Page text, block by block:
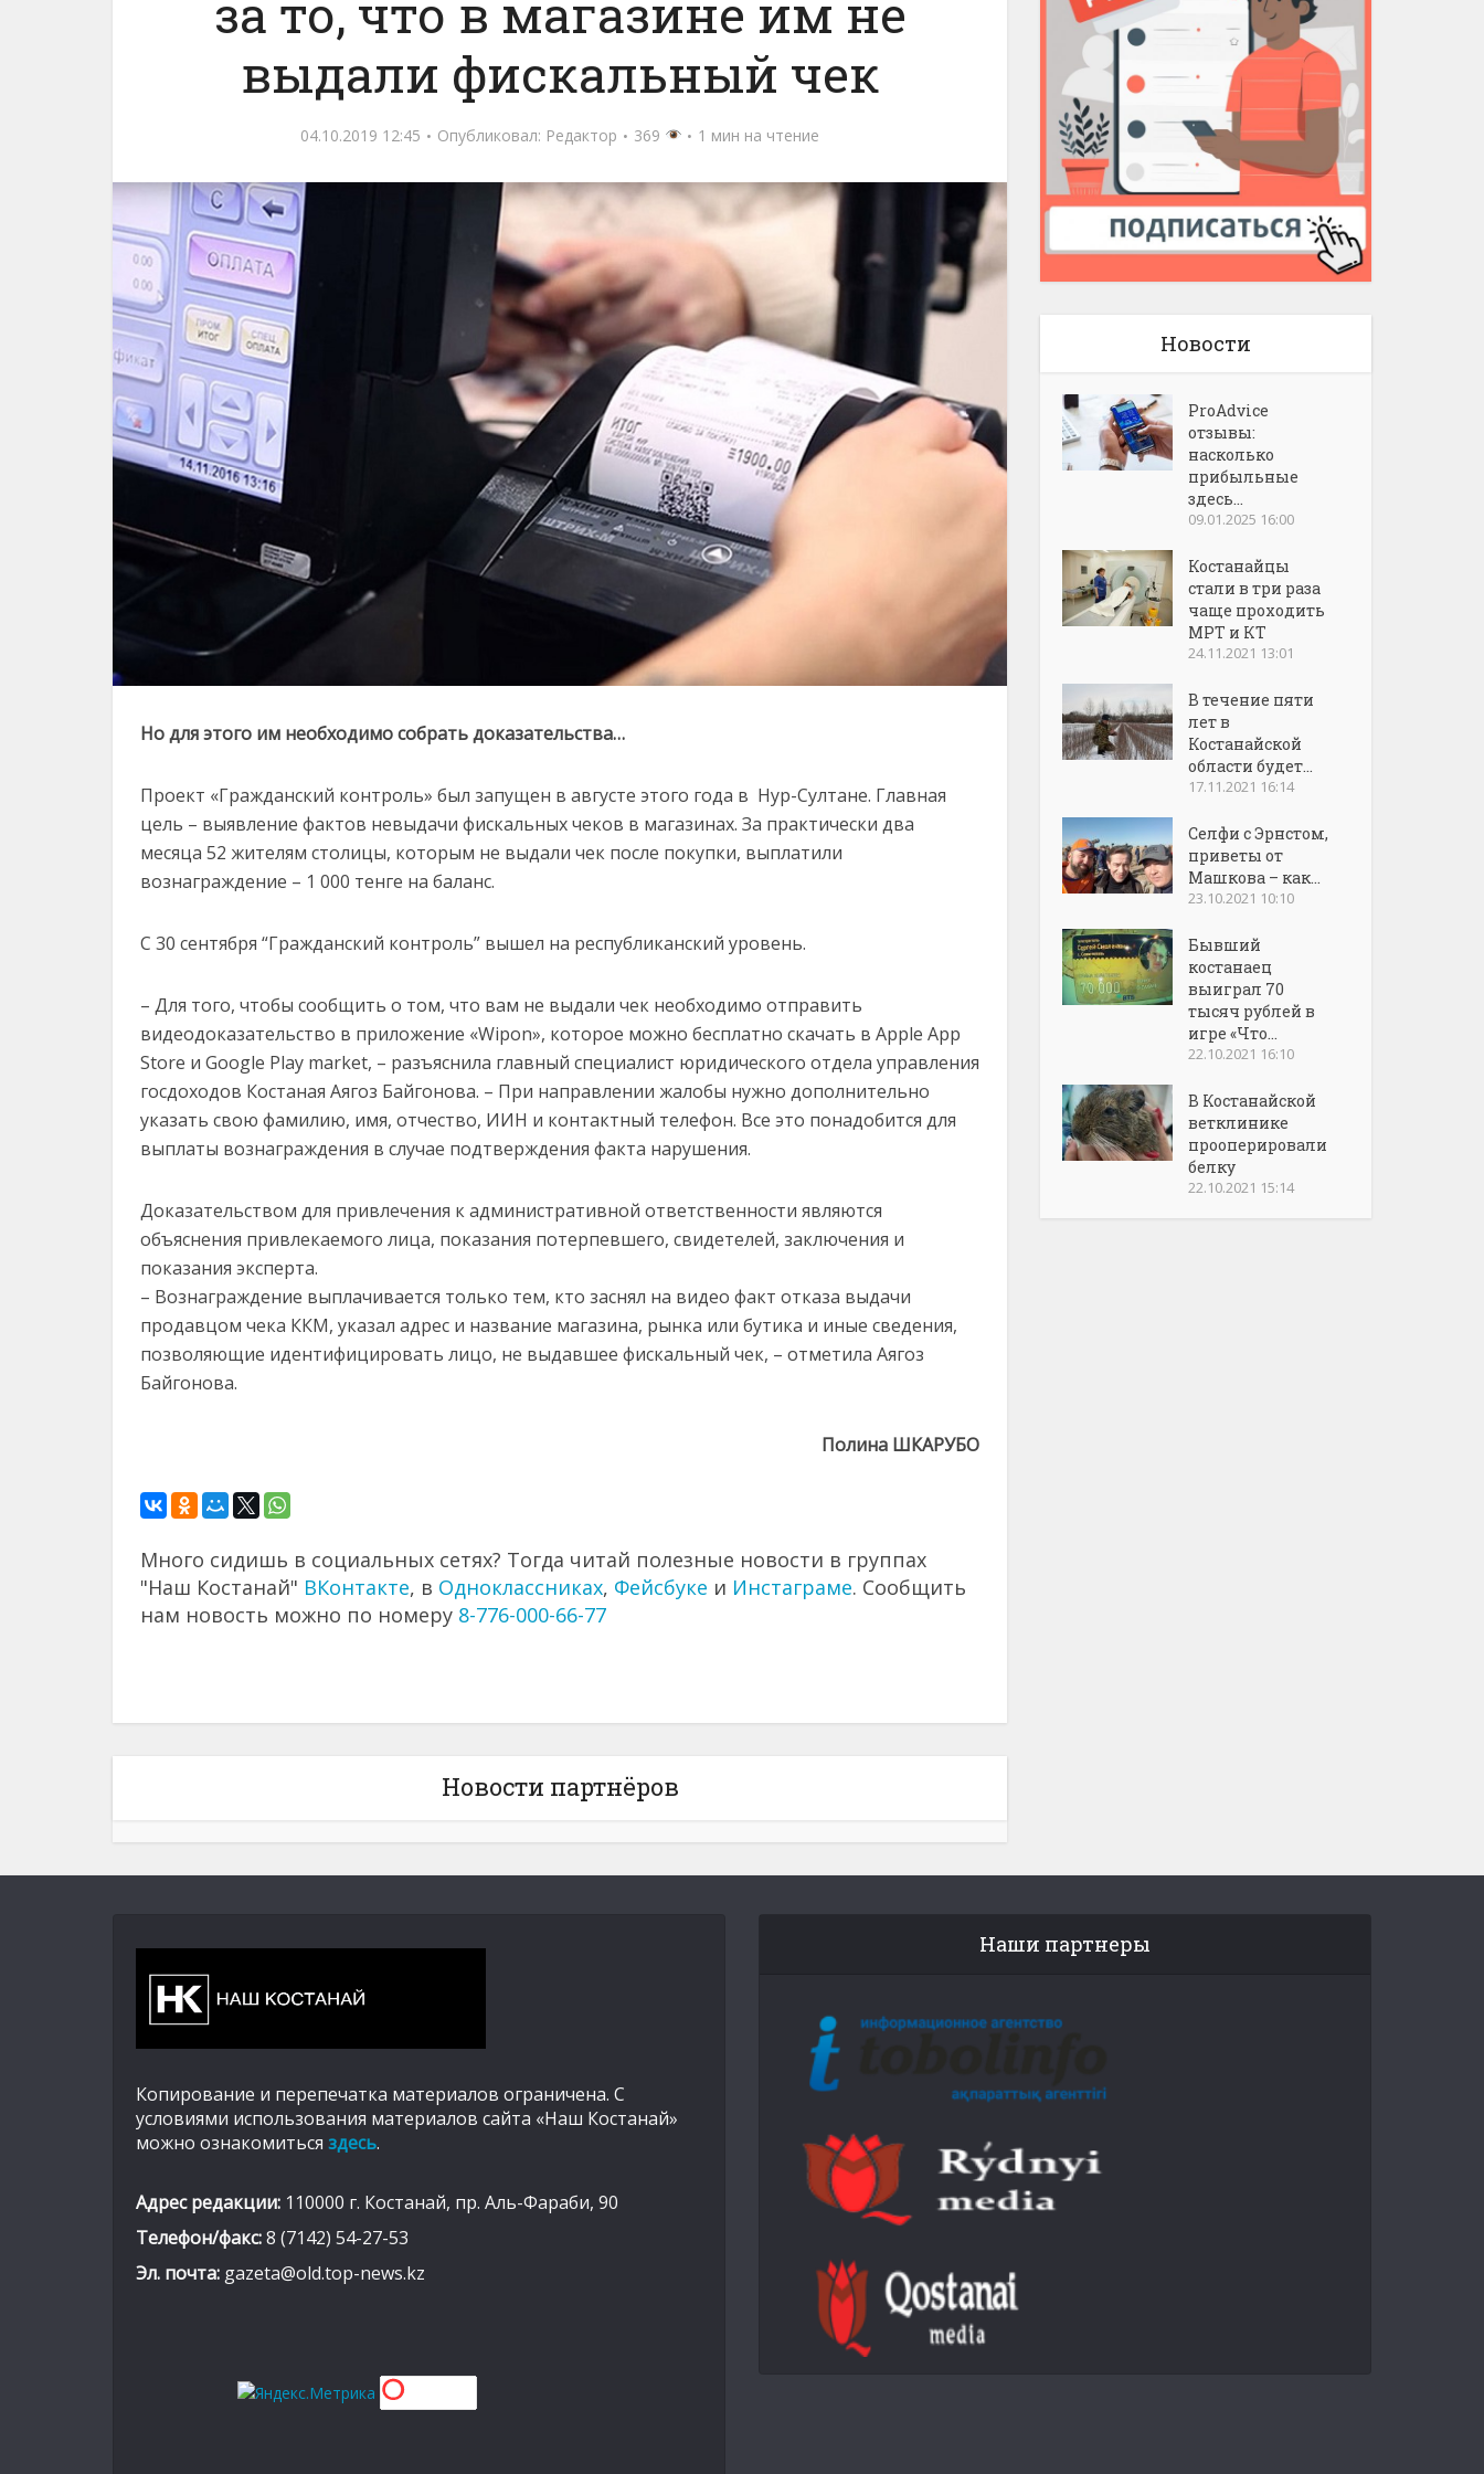
за то, что в магазине им не
выдали фискальный чек
04.10.2019 12:45 Опубликовал: Редактор 369 1 мин на чтение
Но для этого им необходимо собрать доказательства…
Проект «Гражданский контроль» был запущен в августе этого года в Нур-Султане. Главная
цель – выявление фактов невыдачи фискальных чеков в магазинах. За практически два
месяца 52 жителям столицы, которым не выдали чек после покупки, выплатили
вознаграждение – 1 000 тенге на баланс.
С 30 сентября “Гражданский контроль” вышел на республиканский уровень.
– Для того, чтобы сообщить о том, что вам не выдали чек необходимо отправить
видеодоказательство в приложение «Wipon», которое можно бесплатно скачать в Apple App
Store и Google Play market, – разъяснила главный специалист юридического отдела управления
госдоходов Костаная Аягоз Байгонова. – При направлении жалобы нужно дополнительно
указать свою фамилию, имя, отчество, ИИН и контактный телефон. Все это понадобится для
выплаты вознаграждения в случае подтверждения факта нарушения.
Доказательством для привлечения к административной ответственности являются
объяснения привлекаемого лица, показания потерпевшего, свидетелей, заключения и
показания эксперта.
– Вознаграждение выплачивается только тем, кто заснял на видео факт отказа выдачи
продавцом чека ККМ, указал адрес и название магазина, рынка или бутика и иные сведения,
позволяющие идентифицировать лицо, не выдавшее фискальный чек, – отметила Аягоз
Байгонова.
Полина ШКАРУБО
Много сидишь в социальных сетях? Тогда читай полезные новости в группах
"Наш Костанай" ВКонтакте, в Одноклассниках, Фейсбуке и Инстаграме. Сообщить
нам новость можно по номеру 8-776-000-66-77
Новости партнёров
Новости
ProAdvice
отзывы:
насколько
прибыльные
здесь...
09.01.2025 16:00
Костанайцы
стали в три раза
чаще проходить
МРТ и КТ
24.11.2021 13:01
В течение пяти
лет в
Костанайской
области будет...
17.11.2021 16:14
Селфи с Эрнстом,
приветы от
Машкова – как...
23.10.2021 10:10
Бывший
костанаец
выиграл 70
тысяч рублей в
игре «Что...
22.10.2021 16:10
В Костанайской
ветклинике
прооперировали
белку
22.10.2021 15:14
Копирование и перепечатка материалов ограничена. С
условиями использования материалов сайта «Наш Костанай»
можно ознакомиться здесь.
Адрес редакции: 110000 г. Костанай, пр. Аль-Фараби, 90
Телефон/факс:8 (7142) 54-27-53
Эл. почта: gazeta@old.top-news.kz
Наши партнеры